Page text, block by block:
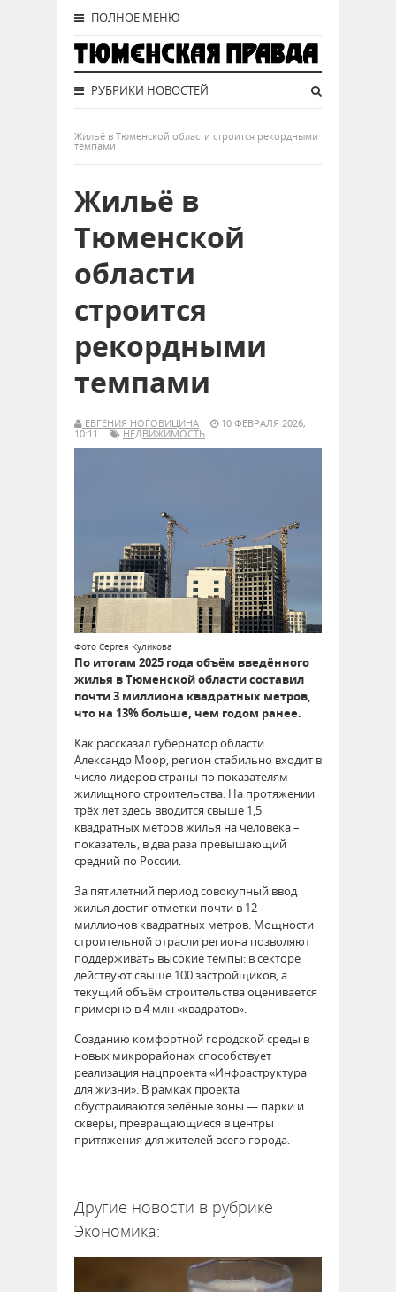
ПОЛНОЕ МЕНЮ
РУБРИКИ НОВОСТЕЙ
Жильё в Тюменской области строится рекордными
темпами
Жильё в
Тюменской
области
строится
рекордными
темпами
ЕВГЕНИЯ НОГОВИЦИНА
10 ФЕВРАЛЯ 2026,
10:11
НЕДВИЖИМОСТЬ
Фото Сергея Куликова
По итогам 2025 года объём введённого
жилья в Тюменской области составил
почти 3 миллиона квадратных метров,
что на 13% больше, чем годом ранее.
Как рассказал губернатор области
Александр Моор, регион стабильно входит в
число лидеров страны по показателям
жилищного строительства. На протяжении
трёх лет здесь вводится свыше 1,5
квадратных метров жилья на человека –
показатель, в два раза превышающий
средний по России.
За пятилетний период совокупный ввод
жилья достиг отметки почти в 12
миллионов квадратных метров. Мощности
строительной отрасли региона позволяют
поддерживать высокие темпы: в секторе
действуют свыше 100 застройщиков, а
текущий объём строительства оценивается
примерно в 4 млн «квадратов».
Созданию комфортной городской среды в
новых микрорайонах способствует
реализация нацпроекта «Инфраструктура
для жизни». В рамках проекта
обустраиваются зелёные зоны — парки и
скверы, превращающиеся в центры
притяжения для жителей всего города.
Другие новости в рубрике
Экономика: